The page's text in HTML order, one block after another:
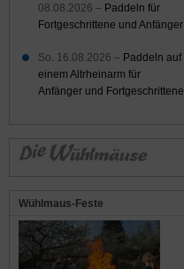
08.08.2026 – Paddeln für
Fortgeschrittene und Anfänger
So. 16.08.2026 – Paddeln auf
einem Altrheinarm für
Anfänger und Fortgeschrittene
Wühlmaus-Feste